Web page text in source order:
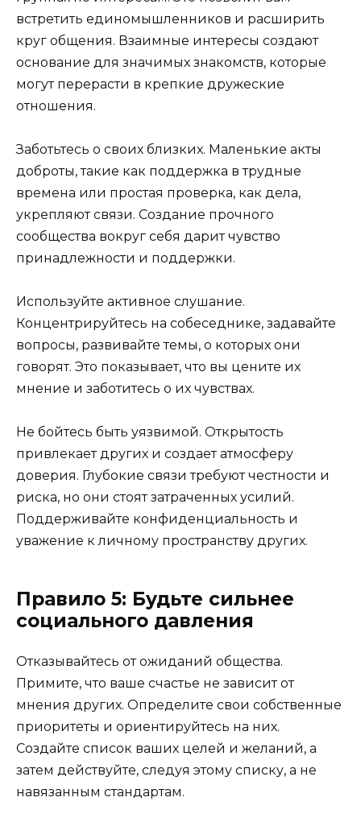
встретить единомышленников и расширить
круг общения. Взаимные интересы создают
основание для значимых знакомств, которые
могут перерасти в крепкие дружеские
отношения.
Заботьтесь о своих близких. Маленькие акты
доброты, такие как поддержка в трудные
времена или простая проверка, как дела,
укрепляют связи. Создание прочного
сообщества вокруг себя дарит чувство
принадлежности и поддержки.
Используйте активное слушание.
Концентрируйтесь на собеседнике, задавайте
вопросы, развивайте темы, о которых они
говорят. Это показывает, что вы цените их
мнение и заботитесь о их чувствах.
Не бойтесь быть уязвимой. Открытость
привлекает других и создает атмосферу
доверия. Глубокие связи требуют честности и
риска, но они стоят затраченных усилий.
Поддерживайте конфиденциальность и
уважение к личному пространству других.
Правило 5: Будьте сильнее
социального давления
Отказывайтесь от ожиданий общества.
Примите, что ваше счастье не зависит от
мнения других. Определите свои собственные
приоритеты и ориентируйтесь на них.
Создайте список ваших целей и желаний, а
затем действуйте, следуя этому списку, а не
навязанным стандартам.